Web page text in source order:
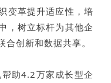
变革提升适应性，培
，树立标杆为其他企
创新和数据共享。
助4.2万家成长型企